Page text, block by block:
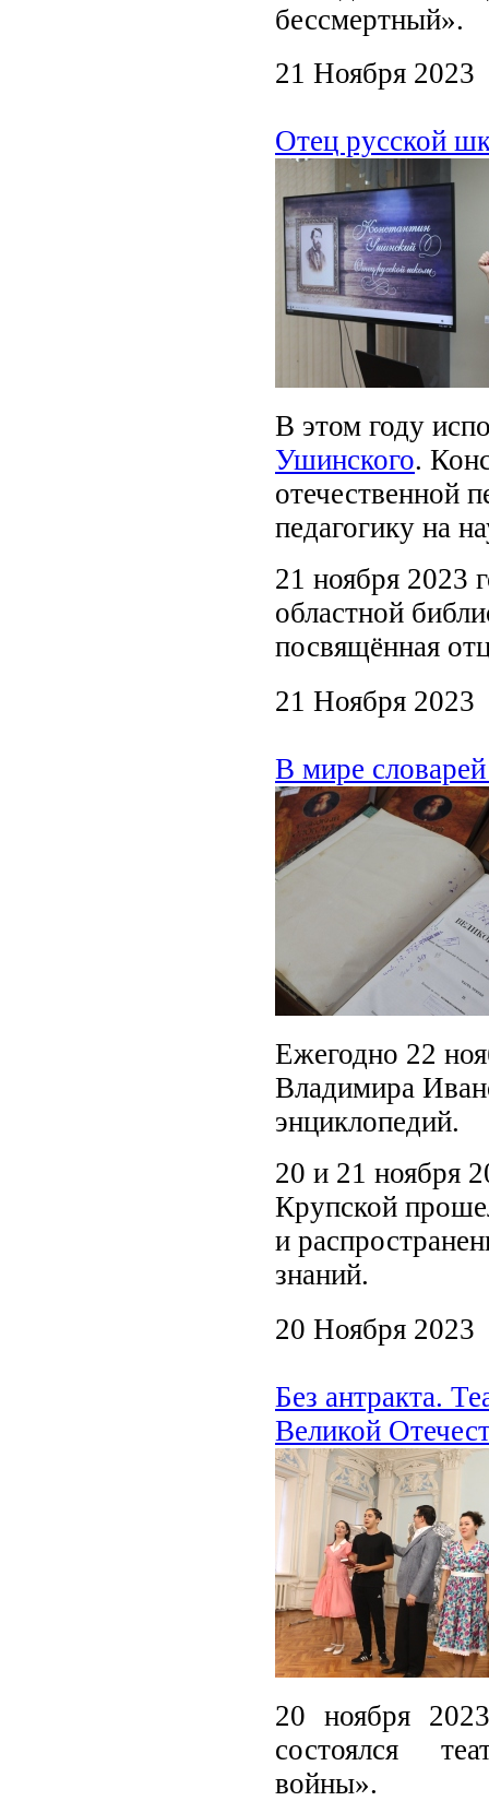
бессмертный».
21 Ноября 2023
Отец русской
В этом году
Ушинского.
отечественной
педагогику на
21 ноября 2023
областной
посвящённая
21 Ноября 2023
В мире
Ежегодно 22
Владимира
энциклопедий.
20 и 21 ноября
Крупской
и
знаний.
20 Ноября 2023
Без антракта.
Великой
20 ноября
состоялся
войны».